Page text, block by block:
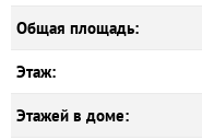
Общая площадь:
Этаж:
Этажей в доме: